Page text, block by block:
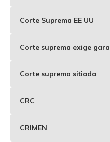
Corte Suprema EE UU
Corte suprema exige
Corte suprema sitiada
CRC
CRIMEN